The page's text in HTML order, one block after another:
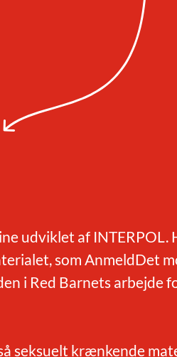
udviklet af INTERPOL.
som AnmeldDet
i Red Barnets arbejde
seksuelt krænkende